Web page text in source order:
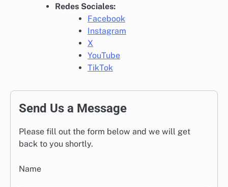
Redes Sociales:
Facebook
Instagram
X
YouTube
TikTok
Send Us a Message
Please fill out the form below and we will get
back to you shortly.
Name